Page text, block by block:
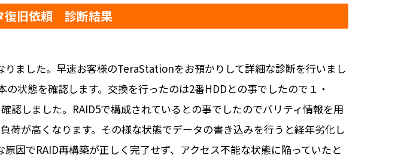
復旧依頼 診断結果
ました。早速お客様のTeraStationをお預かりして詳細な診断を行いまし
状態を確認します。交換を行ったのは2番HDDとの事でしたので１・
認しました。RAID5で構成されているとの事でしたのでパリティ情報を用
荷が高くなります。その様な状態でデータの書き込みを行うと経年劣化し
因でRAID再構築が正しく完了せず、アクセス不能な状態に陥っていたと